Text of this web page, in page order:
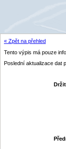
« Zpět na přehled
Tento výpis má pouze
Poslední aktualizace dat